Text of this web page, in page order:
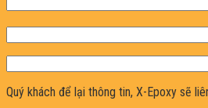
Quý khách để lại thông tin, X-Epoxy sẽ